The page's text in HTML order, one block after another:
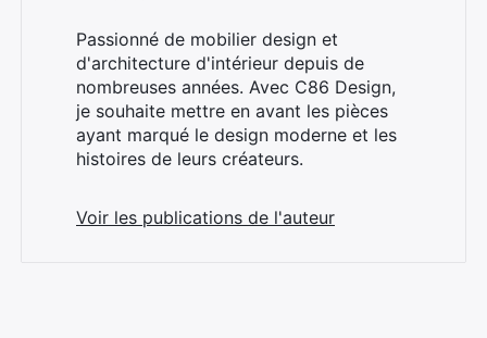
Passionné de mobilier design et
d'architecture d'intérieur depuis de
nombreuses années. Avec C86 Design,
je souhaite mettre en avant les pièces
ayant marqué le design moderne et les
histoires de leurs créateurs.
Voir les publications de l'auteur